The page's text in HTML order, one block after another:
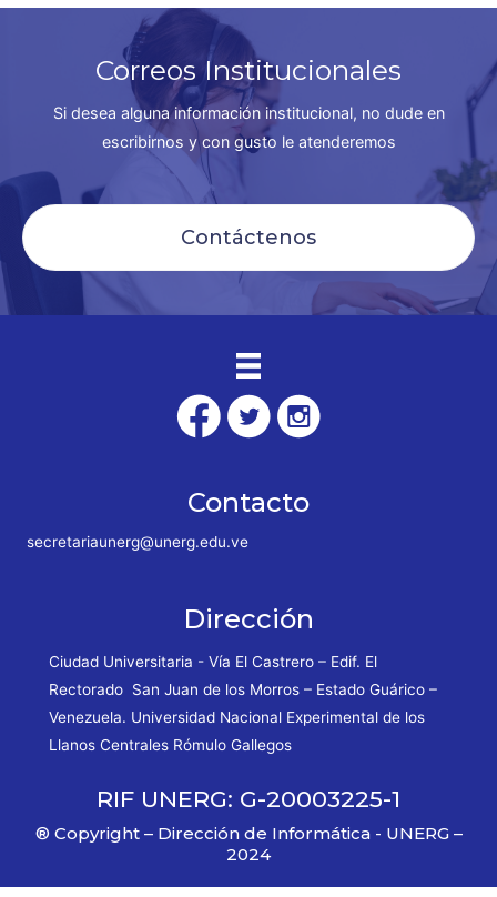
Correos Institucionales
Si desea alguna información institucional, no dude en
escribirnos y con gusto le atenderemos
Contáctenos
Contacto
secretariaunerg@unerg.edu.ve
Dirección
Ciudad Universitaria - Vía El Castrero – Edif. El
Rectorado San Juan de los Morros – Estado Guárico –
Venezuela. Universidad Nacional Experimental de los
Llanos Centrales Rómulo Gallegos
RIF UNERG: G-20003225-1
® Copyright – Dirección de Informática - UNERG –
2024